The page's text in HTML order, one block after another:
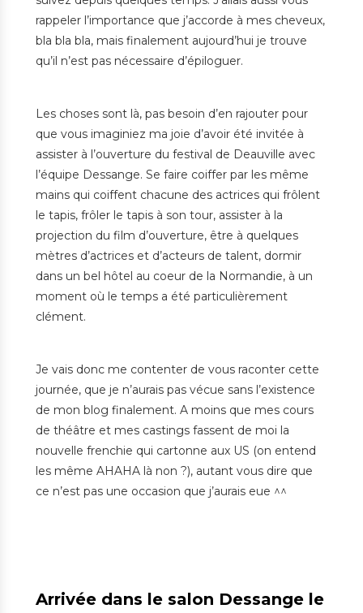
rappeler l’importance que j’accorde à mes cheveux,
bla bla bla, mais finalement aujourd’hui je trouve
qu’il n’est pas nécessaire d’épiloguer.
Les choses sont là, pas besoin d’en rajouter pour
que vous imaginiez ma joie d’avoir été invitée à
assister à l’ouverture du festival de Deauville avec
l’équipe Dessange. Se faire coiffer par les même
mains qui coiffent chacune des actrices qui frôlent
le tapis, frôler le tapis à son tour, assister à la
projection du film d’ouverture, être à quelques
mètres d’actrices et d’acteurs de talent, dormir
dans un bel hôtel au coeur de la Normandie, à un
moment où le temps a été particulièrement
clément.
Je vais donc me contenter de vous raconter cette
journée, que je n’aurais pas vécue sans l’existence
de mon blog finalement. A moins que mes cours
de théâtre et mes castings fassent de moi la
nouvelle frenchie qui cartonne aux US (on entend
les même AHAHA là non ?), autant vous dire que
ce n’est pas une occasion que j’aurais eue ^^
Arrivée dans le salon Dessange le